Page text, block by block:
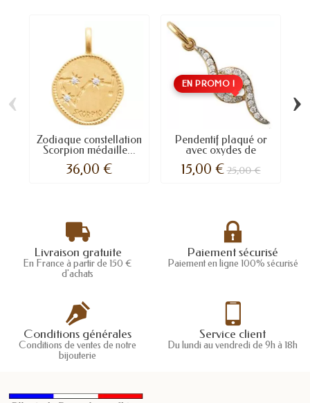
Zodiaque constellation
Scorpion médaille...
36,00 €
EN PROMO !
Pendentif plaqué or
avec oxydes de
zirconium.
15,00 €25,00 €
‹ ›
Livraison gratuite
En France à partir de 150 €
d'achats
Paiement sécurisé
Paiement en ligne 100% sécurisé
Conditions générales
Conditions de ventes de notre
bijouterie
Service client
Du lundi au vendredi de 9h à 18h